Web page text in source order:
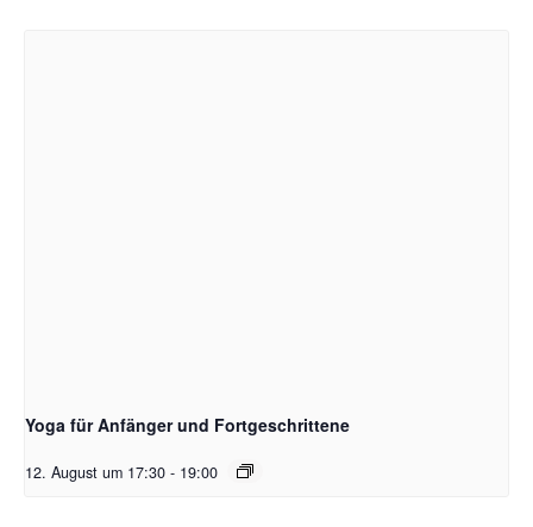
Yoga für Anfänger und Fortgeschrittene
12. August um 17:30 - 19:00